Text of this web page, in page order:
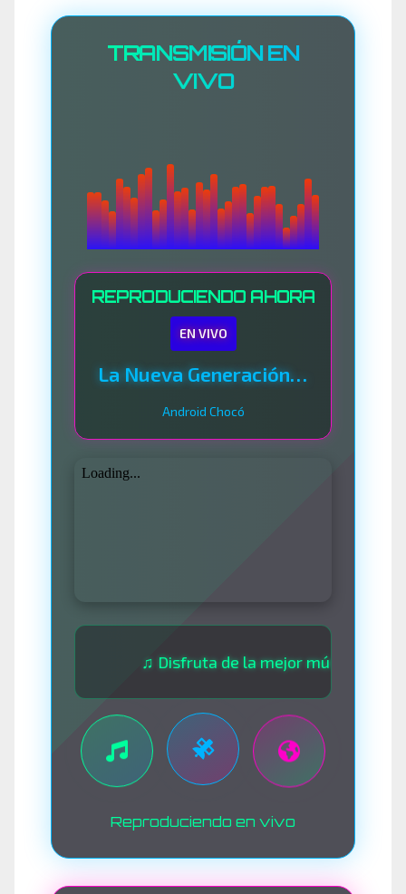
TRANSMISIÓN EN
VIVO
REPRODUCIENDO AHORA
EN VIVO
La Nueva Generación Del Sistema
Android Chocó
♫ Disfruta de la mejor música las 24 horas
Reproduciendo en vivo